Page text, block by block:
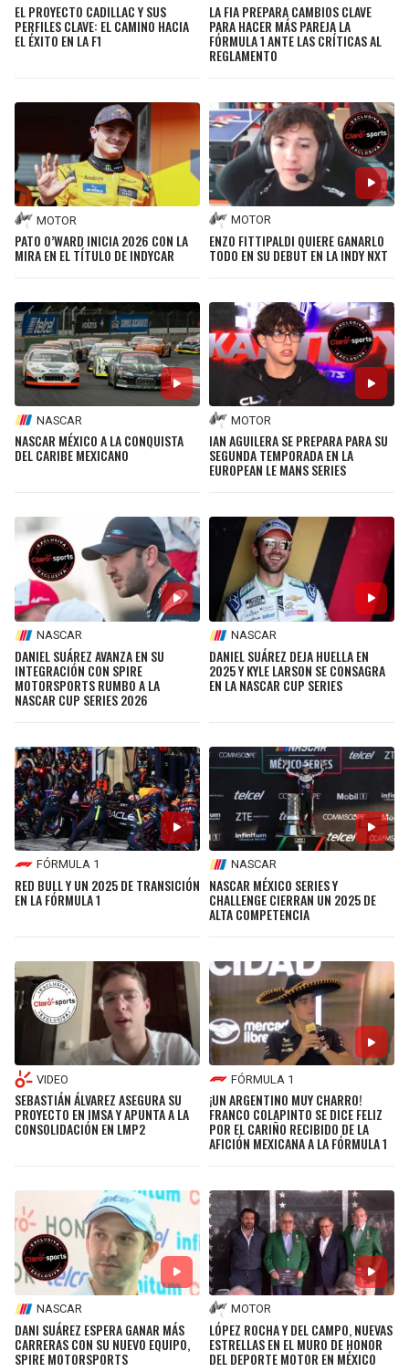
EL PROYECTO CADILLAC Y SUS
PERFILES CLAVE: EL CAMINO HACIA
EL ÉXITO EN LA F1
LA FIA PREPARA CAMBIOS CLAVE
PARA HACER MÁS PAREJA LA
FÓRMULA 1 ANTE LAS CRÍTICAS AL
REGLAMENTO
MOTOR
PATO O’WARD INICIA 2026 CON LA
MIRA EN EL TÍTULO DE INDYCAR
MOTOR
ENZO FITTIPALDI QUIERE GANARLO
TODO EN SU DEBUT EN LA INDY NXT
NASCAR
NASCAR MÉXICO A LA CONQUISTA
DEL CARIBE MEXICANO
MOTOR
IAN AGUILERA SE PREPARA PARA SU
SEGUNDA TEMPORADA EN LA
EUROPEAN LE MANS SERIES
NASCAR
DANIEL SUÁREZ AVANZA EN SU
INTEGRACIÓN CON SPIRE
MOTORSPORTS RUMBO A LA
NASCAR CUP SERIES 2026
NASCAR
DANIEL SUÁREZ DEJA HUELLA EN
2025 Y KYLE LARSON SE CONSAGRA
EN LA NASCAR CUP SERIES
FÓRMULA 1
RED BULL Y UN 2025 DE TRANSICIÓN
EN LA FÓRMULA 1
NASCAR
NASCAR MÉXICO SERIES Y
CHALLENGE CIERRAN UN 2025 DE
ALTA COMPETENCIA
VIDEO
SEBASTIÁN ÁLVAREZ ASEGURA SU
PROYECTO EN IMSA Y APUNTA A LA
CONSOLIDACIÓN EN LMP2
FÓRMULA 1
¡UN ARGENTINO MUY CHARRO!
FRANCO COLAPINTO SE DICE FELIZ
POR EL CARIÑO RECIBIDO DE LA
AFICIÓN MEXICANA A LA FÓRMULA 1
NASCAR
DANI SUÁREZ ESPERA GANAR MÁS
CARRERAS CON SU NUEVO EQUIPO,
SPIRE MOTORSPORTS
MOTOR
LÓPEZ ROCHA Y DEL CAMPO, NUEVAS
ESTRELLAS EN EL MURO DE HONOR
DEL DEPORTE MOTOR EN MÉXICO